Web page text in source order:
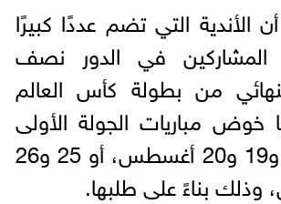
الأندية التي تضم عددًا كبيرًا
المشاركين في الدور نصف
من بطولة كأس العالم
خوض مباريات الجولة الأولى
خلال أيام 18 و19 و20 أغسطس، أو 25 و26